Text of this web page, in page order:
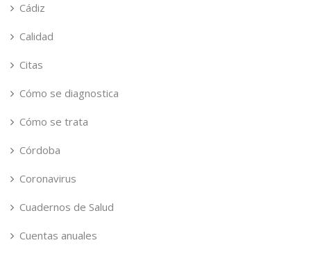
Cádiz
Calidad
Citas
Cómo se diagnostica
Cómo se trata
Córdoba
Coronavirus
Cuadernos de Salud
Cuentas anuales